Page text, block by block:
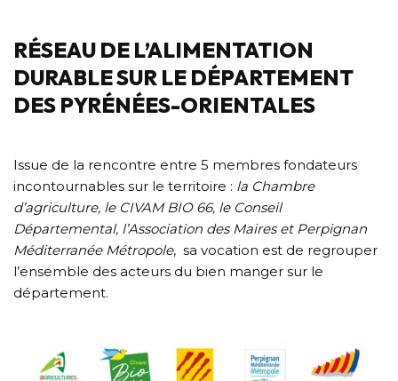
RÉSEAU DE L’ALIMENTATION
DURABLE SUR LE DÉPARTEMENT
DES PYRÉNÉES-ORIENTALES
Issue de la rencontre entre 5 membres fondateurs
incontournables sur le territoire : la Chambre
d’agriculture, le CIVAM BIO 66, le Conseil
Départemental, l’Association des Maires et Perpignan
Méditerranée Métropole, sa vocation est de regrouper
l’ensemble des acteurs du bien manger sur le
département.